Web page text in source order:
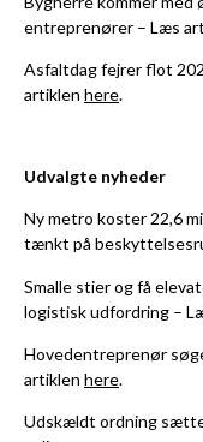
entreprenører – Læs
Asfaltdag fejrer flot
artiklen here.
Udvalgte nyheder
Ny metro koster 22,6
tænkt på
Smalle stier og få
logistisk udfordring –
Hovedentreprenør
artiklen here.
Udskældt ordning